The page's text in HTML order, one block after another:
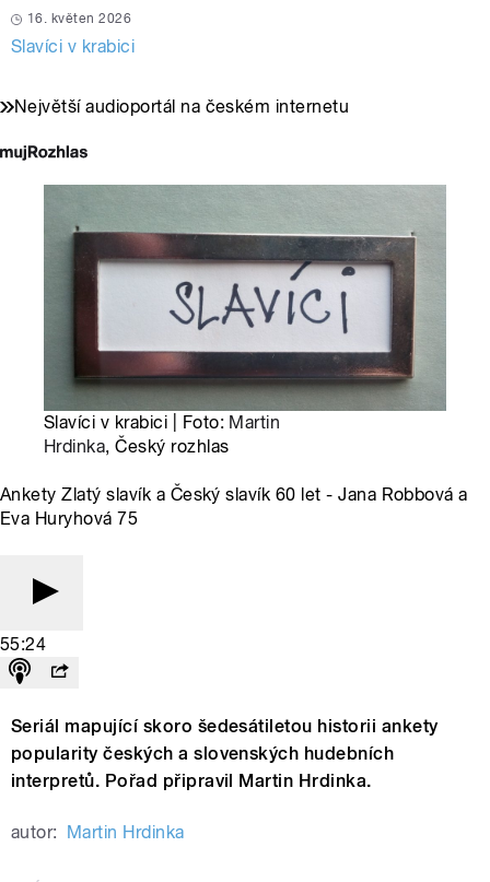
16. květen 2026
Slavíci v krabici
Největší audioportál na českém internetu
Slavíci v krabici | Foto: Martin
Hrdinka, Český rozhlas
Ankety Zlatý slavík a Český slavík 60 let - Jana Robbová a
Eva Huryhová 75
55:24
Seriál mapující skoro šedesátiletou historii ankety
popularity českých a slovenských hudebních
interpretů. Pořad připravil Martin Hrdinka.
autor: Martin Hrdinka